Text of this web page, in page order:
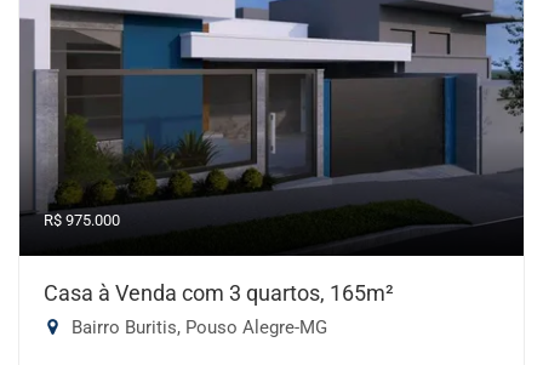
R$ 975.000
Casa à Venda com 3 quartos, 165m²
Bairro Buritis, Pouso Alegre-MG